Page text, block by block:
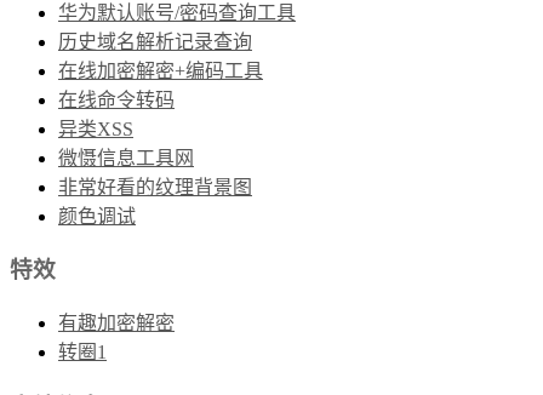
华为默认账号/密码查询工具
历史域名解析记录查询
在线加密解密+编码工具
在线命令转码
异类XSS
微慑信息工具网
非常好看的纹理背景图
颜色调试
特效
有趣加密解密
转圈1